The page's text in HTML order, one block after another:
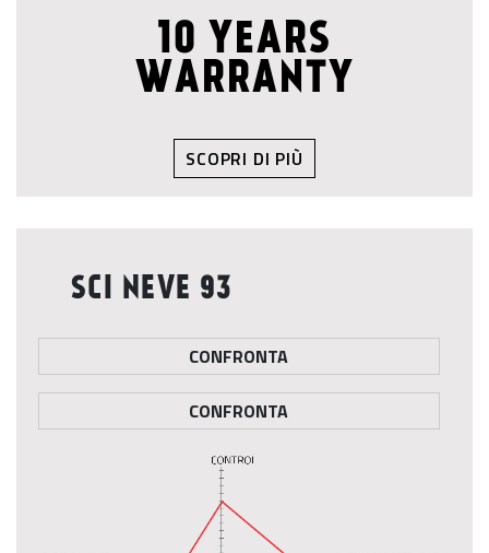
10 YEARS
WARRANTY
SCOPRI DI PIÙ
SCI NEVE 93
CONFRONTA
CONFRONTA